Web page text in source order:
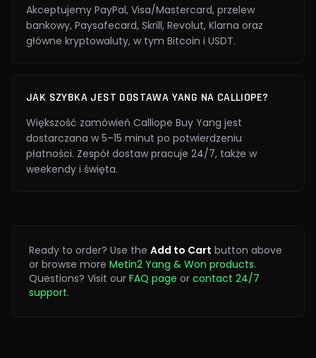
Akceptujemy PayPal, Visa/Mastercard, przelew
bankowy, Paysafecard, Skrill, Revolut, Klarna oraz
główne kryptowaluty, w tym Bitcoin i USDT.
JAK SZYBKA JEST DOSTAWA YANG NA CALLIOPE?
Większość zamówień Calliope Buy Yang jest
dostarczana w 5–15 minut po potwierdzeniu
płatności. Zespół dostaw pracuje 24/7, także w
weekendy i święta.
Ready to order? Use the Add to Cart button above
or browse more Metin2 Yang & Won products.
Questions? Visit our FAQ page or contact 24/7
support.